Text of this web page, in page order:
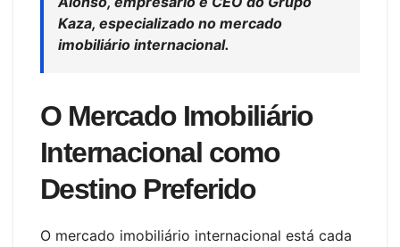
Kaza, especializado no mercado
imobiliário internacional.
O Mercado Imobiliário
Internacional como
Destino Preferido
O mercado imobiliário internacional está cada